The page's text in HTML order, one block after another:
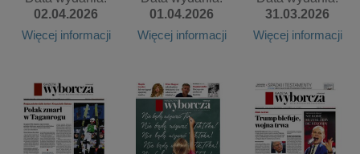
02.04.2026
Więcej informacji
01.04.2026
Więcej informacji
31.03.2026
Więcej informacji